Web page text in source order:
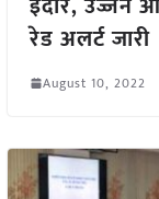
रेड अलर्ट जारी
August 10, 2022